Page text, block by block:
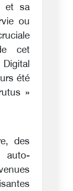
et sa
ou
cet
été
»
des